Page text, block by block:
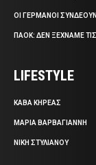
ΟΙ ΓΕΡΜΑΝΟΙ
ΠΑΟΚ: ΔΕΝ ΞΕΧΝΑΜΕ
LIFESTYLE
ΚΑΒΑ ΚΗΡΕΑΣ
ΜΑΡΙΑ ΒΑΡΒΑΓΙΑΝΝΗ
ΝΙΚΗ ΣΤΥΛΙΑΝΟΥ